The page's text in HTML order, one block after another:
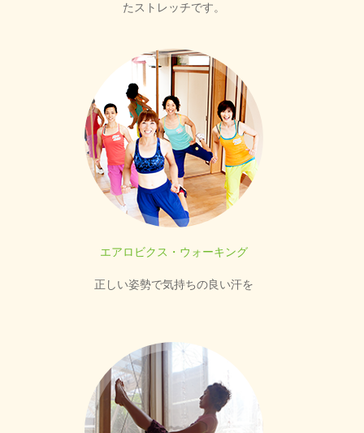
たストレッチです。
エアロビクス・ウォーキング
正しい姿勢で気持ちの良い汗を